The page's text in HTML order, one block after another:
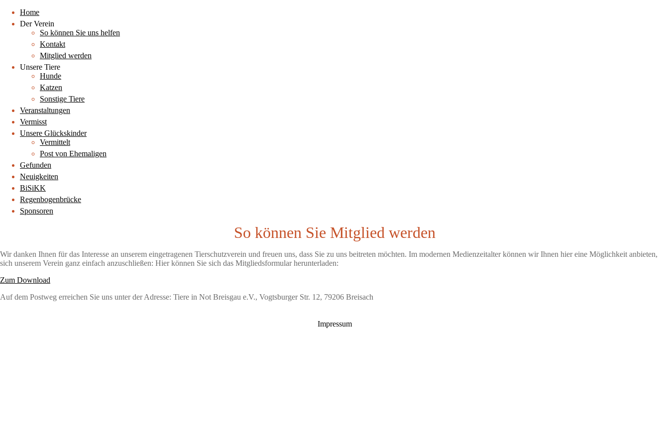
Home
Der Verein
So können Sie uns helfen
Kontakt
Mitglied werden
Unsere Tiere
Hunde
Katzen
Sonstige Tiere
Veranstaltungen
Vermisst
Unsere Glückskinder
Vermittelt
Post von Ehemaligen
Gefunden
Neuigkeiten
BiSiKK
Regenbogenbrücke
Sponsoren
So können Sie Mitglied werden
Wir danken Ihnen für das Interesse an unserem eingetragenen Tierschutzverein und freuen uns, dass Sie zu uns beitreten möchten. Im modernen Medienzeitalter können wir Ihnen hier eine Möglichkeit anbieten,
sich unserem Verein ganz einfach anzuschließen: Hier können Sie sich das Mitgliedsformular herunterladen:
Zum Download
Auf dem Postweg erreichen Sie uns unter der Adresse: Tiere in Not Breisgau e.V., Vogtsburger Str. 12, 79206 Breisach
Impressum